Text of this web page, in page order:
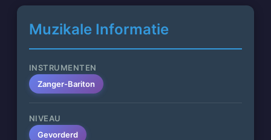
Muzikale Informatie
INSTRUMENTEN
Zanger-Bariton
NIVEAU
Gevorderd